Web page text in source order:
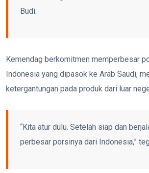
Budi.
Kemendag berkomitmen memperbesar
Indonesia yang dipasok ke Arab Saudi,
ketergantungan pada produk dari luar
“Kita atur dulu. Setelah siap dan
perbesar porsinya dari Indonesia,”